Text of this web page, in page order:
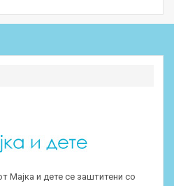
Мајка и дете се заштитени со